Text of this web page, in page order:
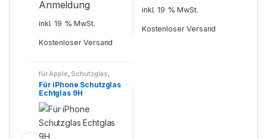
Anmeldung
inkl. 19 % MwSt.
Kostenloser Versand
inkl. 19 % MwSt.
Kostenloser Versand
für Apple, Schutzglas,
Smartphone Zubehör
Für iPhone Schutzglas
Echtglas 9H